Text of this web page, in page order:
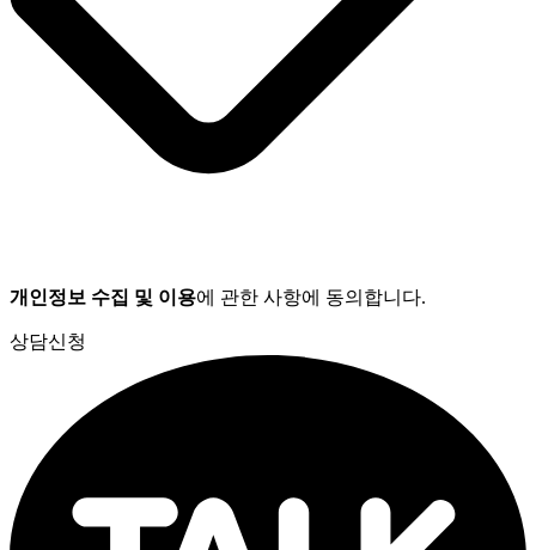
개인정보 수집 및 이용에 관한 사항에 동의합니다.
상담신청